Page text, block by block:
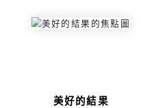
美好的結果